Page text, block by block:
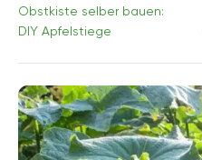
Obstkiste selber bauen:
DIY Apfelstiege